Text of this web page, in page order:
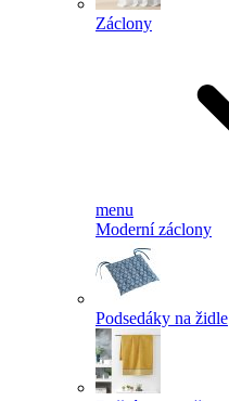
Záclony
menu
Moderní záclony
Podsedáky na židle